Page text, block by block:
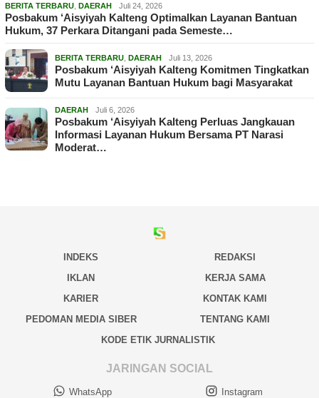
BERITA TERBARU DAERAH Juli 24, 2026
Posbakum ‘Aisyiyah Kalteng Optimalkan Layanan Bantuan
Hukum, 37 Perkara Ditangani pada Semeste…
BERITA TERBARU DAERAH Juli 13, 2026
Posbakum ‘Aisyiyah Kalteng Komitmen Tingkatkan
Mutu Layanan Bantuan Hukum bagi Masyarakat
DAERAH Juli 6, 2026
Posbakum ‘Aisyiyah Kalteng Perluas Jangkauan
Informasi Layanan Hukum Bersama PT Narasi
Moderat…
INDEKS
REDAKSI
IKLAN
KERJA SAMA
KARIER
KONTAK KAMI
PEDOMAN MEDIA SIBER
TENTANG KAMI
KODE ETIK JURNALISTIK
JARINGAN SOCIAL
WhatsApp Instagram